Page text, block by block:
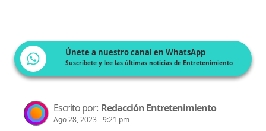
Únete a nuestro canal en WhatsApp
Suscríbete y lee las últimas noticias de Entretenimiento
Escrito por: Redacción Entretenimiento
Ago 28, 2023 - 9:21 pm